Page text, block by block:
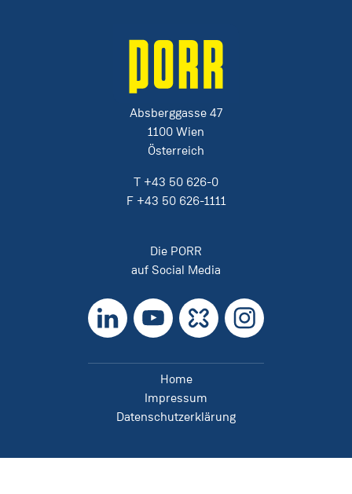
Absberggasse 47
1100 Wien
Österreich
T +43 50 626-0
F +43 50 626-1111
Die PORR
auf Social Media
LinkedIn YouTube Kununu Instagram
Home
Impressum
Datenschutzerklärung